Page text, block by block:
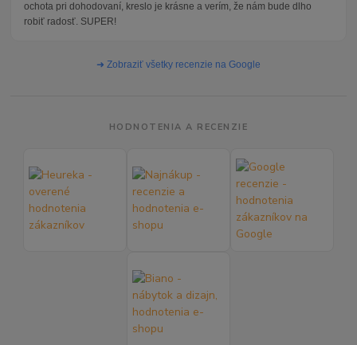
ochota pri dohodovaní, kreslo je krásne a verím, že nám bude dlho
robiť radosť. SUPER!
➜ Zobraziť všetky recenzie na Google
HODNOTENIA A RECENZIE